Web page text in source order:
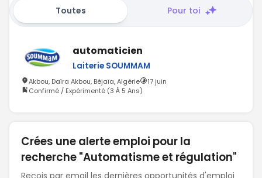
Toutes Pour toi
automaticien
Laiterie SOUMMAM
Akbou, Daïra Akbou, Béjaïa, Algérie
17 juin
Confirmé / Expérimenté (3 À 5 Ans)
Crées une alerte emploi pour la
recherche "Automatisme et régulation"
Reçois par email les dernières opportunités d'emploi